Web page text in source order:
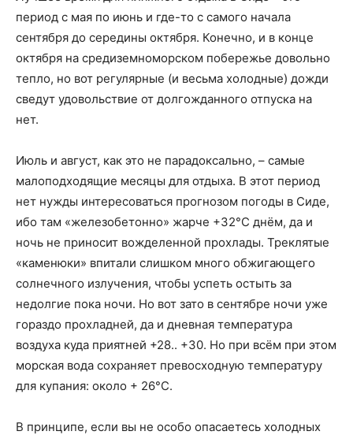
период с мая по июнь и где-то с самого начала
сентября до середины октября. Конечно, и в конце
октября на средиземноморском побережье довольно
тепло, но вот регулярные (и весьма холодные) дожди
сведут удовольствие от долгожданного отпуска на
нет.
Июль и август, как это не парадоксально, – самые
малоподходящие месяцы для отдыха. В этот период
нет нужды интересоваться прогнозом погоды в Сиде,
ибо там «железобетонно» жарче +32°C днём, да и
ночь не приносит вожделенной прохлады. Треклятые
«каменюки» впитали слишком много обжигающего
солнечного излучения, чтобы успеть остыть за
недолгие пока ночи. Но вот зато в сентябре ночи уже
гораздо прохладней, да и дневная температура
воздуха куда приятней +28.. +30. Но при всём при этом
морская вода сохраняет превосходную температуру
для купания: около + 26°C.
В принципе, если вы не особо опасаетесь холодных